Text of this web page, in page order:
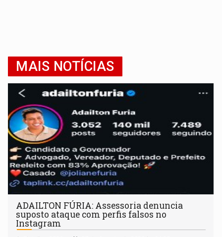
MAIS NOTÍCIAS
ADAILTON FÚRIA: Assessoria denuncia
suposto ataque com perfis falsos no
Instagram